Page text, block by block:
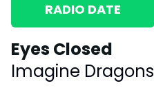
RADIO DATE
Eyes Closed
Imagine Dragons